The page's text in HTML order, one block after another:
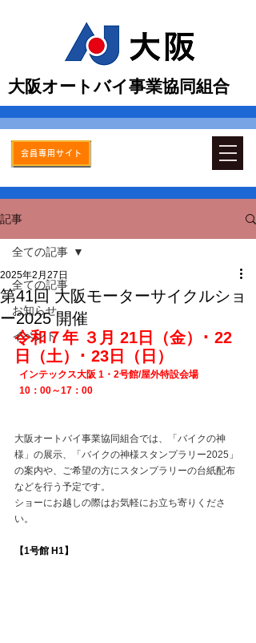
会員専用サイト
​大阪オートバイ事業協同組合
記事
全ての記事
お知らせ
イベント
全ての記事
第41回 大阪モーターサイクルショ
ー2025 開催
2025年2月27日
令和７年 ３月 21日（金）･ 22
日（土）･ 23日（日）
インテックス大阪 1・2号館/屋外特設会場
10：00～17：00
大阪オートバイ事業協同組合では、「バイクの神
様」の展示、「バイクの神様スタンプラリー2025」
の案内や、ご希望の方にスタンプラリーの台紙配布
などを行う予定です。
ショーにお越しの際はお気軽にお立ち寄りくださ
い。
【1号館 H1】